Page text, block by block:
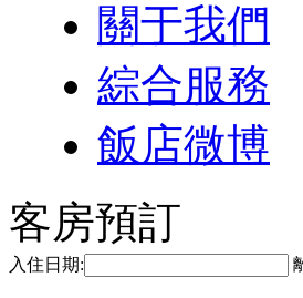
關于我們
綜合服務
飯店微博
客房預訂
入住日期: